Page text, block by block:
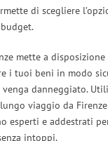
di scegliere
mette a
i tuoi beni in modo
danneggiato.
viaggio da
esperti e addestrati
intoppi.